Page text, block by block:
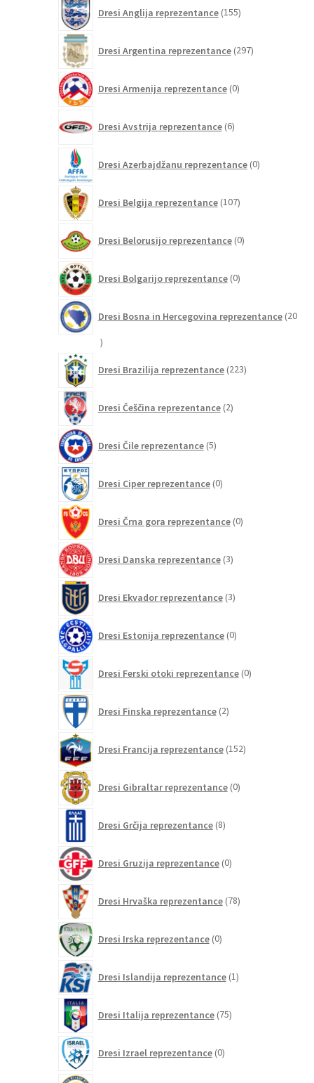
Dresi Anglija reprezentance 155izdelkov
Dresi Argentina reprezentance 297izdelkov
Dresi Armenija reprezentance 0izdelkov
Dresi Avstrija reprezentance 6izdelkov
Dresi Azerbajdžanu reprezentance 0izdelkov
Dresi Belgija reprezentance 107izdelkov
Dresi Belorusijo reprezentance 0izdelkov
Dresi Bolgarijo reprezentance 0izdelkov
Dresi Bosna in Hercegovina reprezentance 20
20
Dresi Brazilija reprezentance 223izdelkov
Dresi Češčina reprezentance 2izdelka
Dresi Čile reprezentance 5izdelkov
Dresi Ciper reprezentance 0izdelkov
Dresi Črna gora reprezentance 0izdelkov
Dresi Danska reprezentance 3izdelki
Dresi Ekvador reprezentance 3izdelki
Dresi Estonija reprezentance 0izdelkov
Dresi Ferski otoki reprezentance 0izdelkov
Dresi Finska reprezentance 2izdelka
Dresi Francija reprezentance 152izdelkov
Dresi Gibraltar reprezentance 0izdelkov
Dresi Grčija reprezentance 8izdelkov
Dresi Gruzija reprezentance 0izdelkov
Dresi Hrvaška reprezentance 78izdelkov
Dresi Irska reprezentance 0izdelkov
Dresi Islandija reprezentance 1izdelek
Dresi Italija reprezentance 75izdelkov
Dresi Izrael reprezentance 0izdelkov